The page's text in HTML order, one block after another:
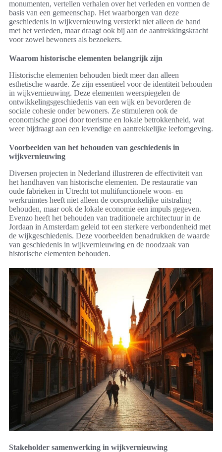
monumenten, vertellen verhalen over het verleden en vormen de
basis van een gemeenschap. Het waarborgen van deze
geschiedenis in wijkvernieuwing versterkt niet alleen de band
met het verleden, maar draagt ook bij aan de aantrekkingskracht
voor zowel bewoners als bezoekers.
Waarom historische elementen belangrijk zijn
Historische elementen behouden biedt meer dan alleen
esthetische waarde. Ze zijn essentieel voor de identiteit behouden
in wijkvernieuwing. Deze elementen weerspiegelen de
ontwikkelingsgeschiedenis van een wijk en bevorderen de
sociale cohesie onder bewoners. Ze stimuleren ook de
economische groei door toerisme en lokale betrokkenheid, wat
weer bijdraagt aan een levendige en aantrekkelijke leefomgeving.
Voorbeelden van het behouden van geschiedenis in
wijkvernieuwing
Diversen projecten in Nederland illustreren de effectiviteit van
het handhaven van historische elementen. De restauratie van
oude fabrieken in Utrecht tot multifunctionele woon- en
werkruimtes heeft niet alleen de oorspronkelijke uitstraling
behouden, maar ook de lokale economie een impuls gegeven.
Evenzo heeft het behouden van traditionele architectuur in de
Jordaan in Amsterdam geleid tot een sterkere verbondenheid met
de wijkgeschiedenis. Deze voorbeelden benadrukken de waarde
van geschiedenis in wijkvernieuwing en de noodzaak van
historische elementen behouden.
Stakeholder samenwerking in wijkvernieuwing